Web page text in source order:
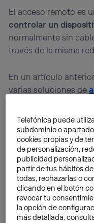
El acceso remoto es
controlar un
normalmente sin
través de la misma
En un artículo
varias soluciones de
desde otro dispositivo
Telefónica puede
subdominio o
cookies propias y de
de personalización,
publicidad
partir de tus hábitos
todas, rechazarlas o
clicando en el botón
revocar tu
la opción de
más detallada,